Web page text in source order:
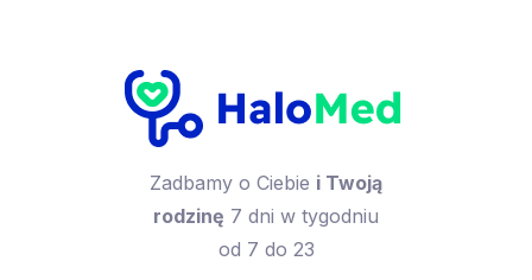
Zadbamy o Ciebie i Twoją
rodzinę 7 dni w tygodniu
od 7 do 23